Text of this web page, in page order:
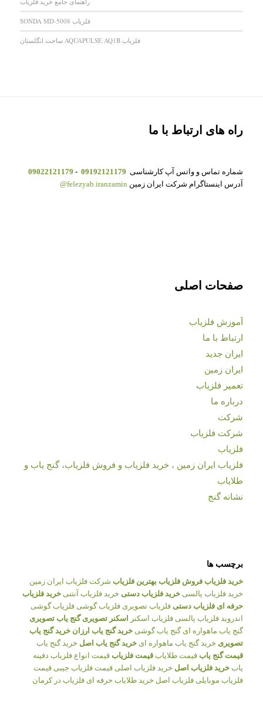
فلزیاب SONDA MD-5008
فلزیاب AQUAPULSE AQ1B ساخت انگلستان
راه های ارتباط با ما
شماره تماس و واتس آپ کارشناسی 09192121179
-
09022121179
آدرس اینستاگرام شرکت ایران زمین felezyab.iranzamin@
صفحات اصلی
آموزش فلزیاب
ارتباط با ما
ایران جدید
ایران زمین
تعمیر فلزیاب
درباره ما
شرکت
شرکت فلزیاب
فلزیاب
فلزیاب ایران زمین ، خرید فلزیاب و فروش فلزیاب، گنج یاب و
طلایاب
نشانه گنج
برچسب ها
خرید فلزیاب فروش فلزیاب بهترین فلزیاب شرکت فلزیاب ایران زمین
خرید فلزیاب پالسی خرید فلزیاب دستی خرید فلزیاب آنتنی خرید فلزیاب
حرفه ای فلزیاب دستی فلزیاب تصویری فلزیاب گوشی فلزیاب گوشی
اندروید فلزیاب پالسی فلزیاب اسکنر اسکنر تصویری گنج یاب تصویری
گنج یاب ماهواره ای گنج یاب گوشی خرید گنج یاب ارزان خرید گنج یاب
تصویری خرید گنج یاب ماهواره ای خرید گنج یاب اصل خرید گنج یاب
قیمت گنج یاب قیمت طلایاب قیمت فلزیاب قیمت انواع فلزیاب دفینه
یاب خرید فلزیاب اصل خرید فلزیاب اصلی قیمت فلزیاب جیبی قیمت
فلزیاب موبایلی فلزیاب اصل خرید طلایاب حرفه ای فلزیاب در کرمان